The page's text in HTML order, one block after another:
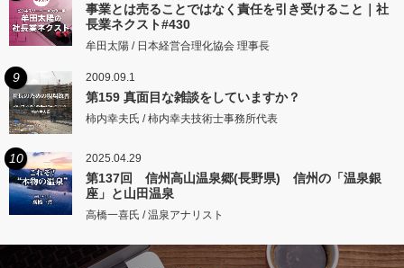
事業とは売ることではなく責任を引き受けること｜社
長業ネクスト#430
牟田太陽 / 日本経営合理化協会 理事長
9 2009.09.1
第159 真面目な雑談をしていますか？
柿内幸夫氏 / 柿内幸夫技術士事務所代表
10 2025.04.29
第137回 信州高山温泉郷(長野県) 信州の「温泉銀
座」と山田温泉
高橋一喜氏 / 温泉アナリスト